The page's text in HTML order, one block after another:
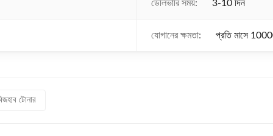
ডেলিভারি সময়: 3-10 দিন
যোগানের ক্ষমতা: প্রতি মাসে
টোনার